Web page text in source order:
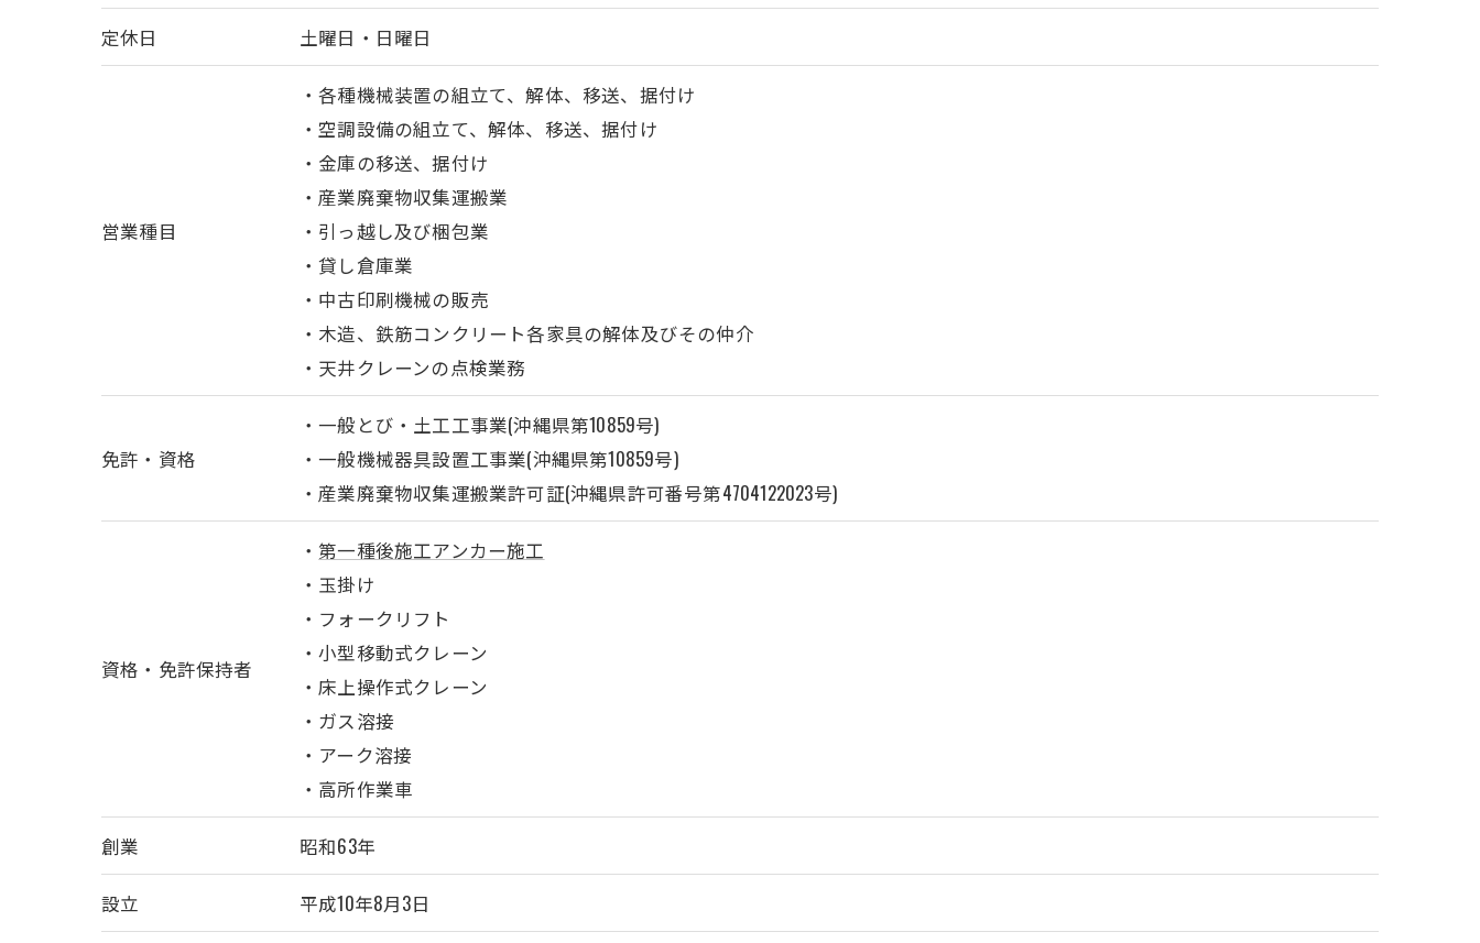
定休日 土曜日・日曜日
営業種目
・各種機械装置の組立て、解体、移送、据付け
・空調設備の組立て、解体、移送、据付け
・金庫の移送、据付け
・産業廃棄物収集運搬業
・引っ越し及び梱包業
・貸し倉庫業
・中古印刷機械の販売
・木造、鉄筋コンクリート各家具の解体及びその仲介
・天井クレーンの点検業務
免許・資格
・一般とび・土工工事業(沖縄県第10859号)
・一般機械器具設置工事業(沖縄県第10859号)
・産業廃棄物収集運搬業許可証(沖縄県許可番号第4704122023号)
資格・免許保持者
・ 第一種後施工アンカー施工
・玉掛け
・フォークリフト
・小型移動式クレーン
・床上操作式クレーン
・ガス溶接
・アーク溶接
・高所作業車
創業 昭和63年
設立 平成10年8月3日